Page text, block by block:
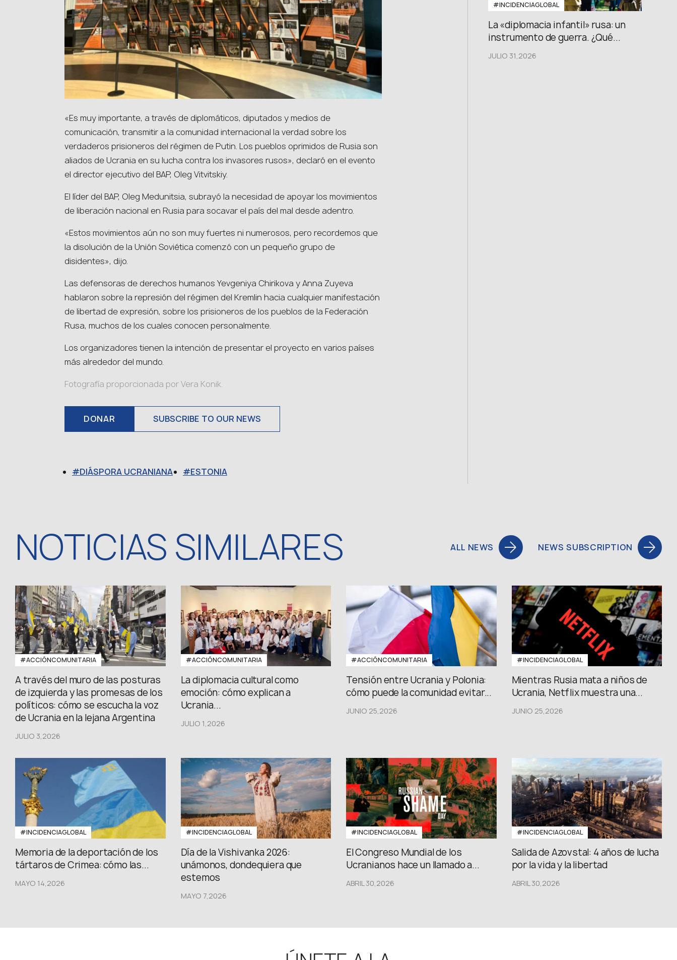
«Es muy importante, a través de diplomáticos, diputados y medios de
comunicación, transmitir a la comunidad internacional la verdad sobre los
verdaderos prisioneros del régimen de Putin. Los pueblos oprimidos de Rusia son
aliados de Ucrania en su lucha contra los invasores rusos», declaró en el evento
el director ejecutivo del BAP, Oleg Vitvitskiy.
El líder del BAP, Oleg Medunitsia, subrayó la necesidad de apoyar los movimientos
de liberación nacional en Rusia para socavar el país del mal desde adentro.
«Estos movimientos aún no son muy fuertes ni numerosos, pero recordemos que
la disolución de la Unión Soviética comenzó con un pequeño grupo de
disidentes», dijo.
Las defensoras de derechos humanos Yevgeniya Chirikova y Anna Zuyeva
hablaron sobre la represión del régimen del Kremlin hacia cualquier manifestación
de libertad de expresión, sobre los prisioneros de los pueblos de la Federación
Rusa, muchos de los cuales conocen personalmente.
Los organizadores tienen la intención de presentar el proyecto en varios países
más alrededor del mundo.
Fotografía proporcionada por Vera Konik.
DONAR SUBSCRIBE TO OUR NEWS
DIÁSPORA UCRANIANA ESTONIA
#INCIDENCIAGLOBAL
La «diplomacia infantil» rusa: un
instrumento de guerra. ¿Qué...
JULIO 31,2026
NOTICIAS SIMILARES ALL NEWS NEWS SUBSCRIPTION
#ACCIÓNCOMUNITARIA
A través del muro de las posturas
de izquierda y las promesas de los
políticos: cómo se escucha la voz
de Ucrania en la lejana Argentina
JULIO 3,2026
#ACCIÓNCOMUNITARIA
La diplomacia cultural como
emoción: cómo explican a
Ucrania...
JULIO 1,2026
#ACCIÓNCOMUNITARIA
Tensión entre Ucrania y Polonia:
cómo puede la comunidad evitar...
JUNIO 25,2026
#INCIDENCIAGLOBAL
Mientras Rusia mata a niños de
Ucrania, Netflix muestra una...
JUNIO 25,2026
#INCIDENCIAGLOBAL
Memoria de la deportación de los
tártaros de Crimea: cómo las...
MAYO 14,2026
#INCIDENCIAGLOBAL
Día de la Vishivanka 2026:
unámonos, dondequiera que
estemos
MAYO 7,2026
#INCIDENCIAGLOBAL
El Congreso Mundial de los
Ucranianos hace un llamado a...
ABRIL 30,2026
#INCIDENCIAGLOBAL
Salida de Azovstal: 4 años de lucha
por la vida y la libertad
ABRIL 30,2026